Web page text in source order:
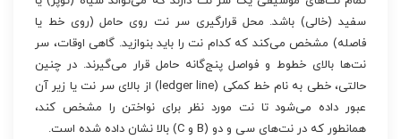
سفید (خالی) باشد. محل قرارگیری سر نت روی حامل (روی خط یا
فاصله) مشخص می‌کند که کدام نت را باید بنوازید. گاهی اوقات، سر
نت‌ها بالای خطوط و فواصل پنج‌گانه حامل قرار می‌گیرند. در چنین
حالتی، خطی به نام خط کمکی (ledger line) از بالای سر نت یا زیر آن
عبور داده می‌شود تا نت مورد نظر برای نواختن را مشخص کند،
همانطور که در نت‌های سی و دو (B و C) بالا نشان داده شده است.